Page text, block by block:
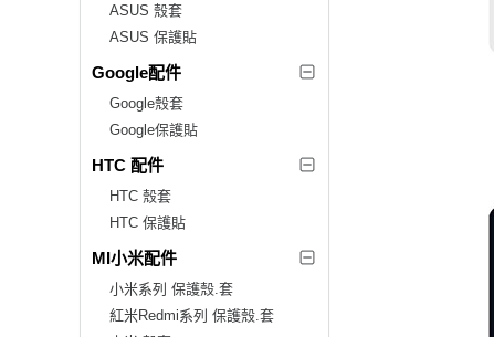
ASUS 殼套
ASUS 保護貼
Google配件
Google殼套
Google保護貼
HTC 配件
HTC 殼套
HTC 保護貼
MI小米配件
小米系列 保護殼.套
紅米Redmi系列 保護殼.套